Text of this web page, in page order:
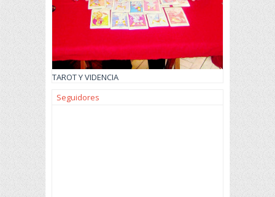
TAROT Y VIDENCIA
Seguidores